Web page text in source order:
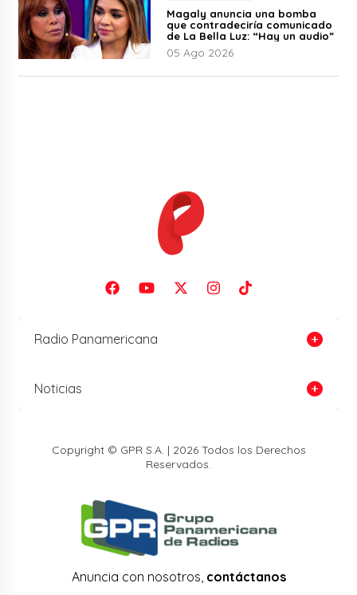
Magaly anuncia una bomba
que contradeciría comunicado
de La Bella Luz: “Hay un audio”
05 Ago 2026
Radio Panamericana
Noticias
Copyright © GPR S.A. | 2026 Todos los Derechos
Reservados.
Anuncia con nosotros, contáctanos